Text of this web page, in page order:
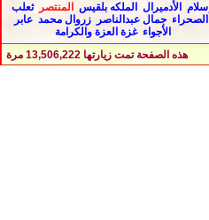
إسلام
الأدميرال الملكه بلقيس المنتصر
ثعلب
الصحراء جمال عبدالناصر زروال محمد عابر
الأجواء غزة العزة والكرامة
هذه الصفحة تمت زيارتها 13,506,222 مرة